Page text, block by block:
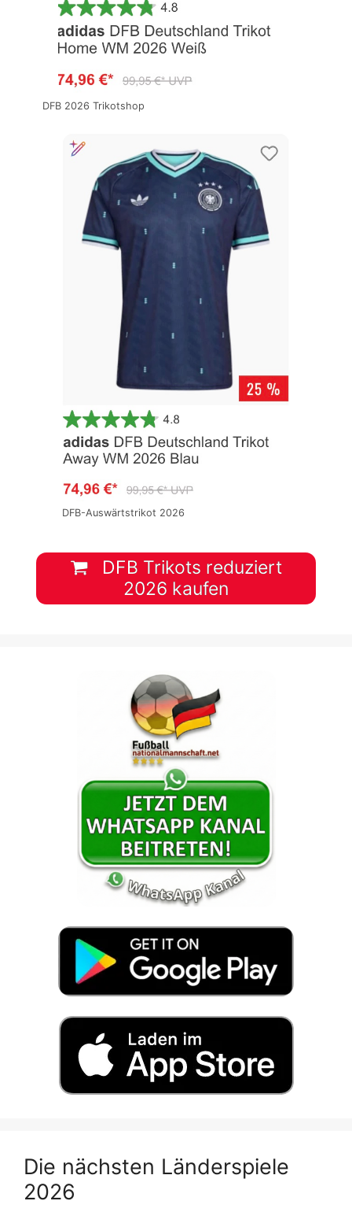
DFB 2026 Trikotshop
DFB-Auswärtstrikot 2026
DFB Trikots reduziert
2026 kaufen
Die nächsten Länderspiele
2026